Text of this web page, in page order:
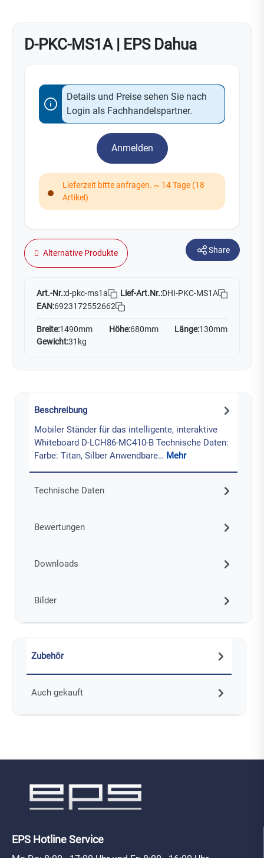
D-PKC-MS1A | EPS Dahua
Details und Preise sehen Sie nach
Login als Fachhandelspartner.
Anmelden
Lieferzeit bitte anfragen. ~ 14 Tage (18
Artikel)
Alternative Produkte Share
Art.-Nr.:d-pkc-ms1a Lief-Art.Nr.:DHI-PKC-MS1A
EAN:6923172552662
Breite:1490mm Höhe:680mm Länge:130mm
Gewicht:31kg
Beschreibung
Mobiler Ständer für das intelligente, interaktive
Whiteboard D-LCH86-MC410-B Technische Daten:
Farbe: Titan, Silber Anwendbare… Mehr
Technische Daten
Bewertungen
Downloads
Bilder
Zubehör
Auch gekauft
EPS Hotline Service